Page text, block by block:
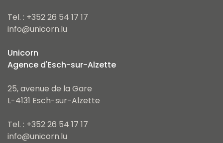
Tel. : +352 26 54 17 17
info@unicorn.lu
Unicorn
Agence d'Esch-sur-Alzette
25, avenue de la Gare
L-4131 Esch-sur-Alzette
Tel. : +352 26 54 17 17
info@unicorn.lu